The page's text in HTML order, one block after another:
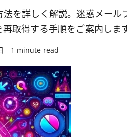
を詳しく解説。迷惑メール
取得する手順をご案内します
1 minute read